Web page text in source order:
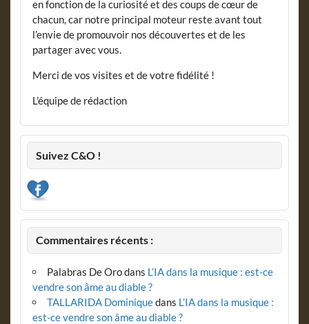
en fonction de la curiosité et des coups de cœur de
chacun, car notre principal moteur reste avant tout
l’envie de promouvoir nos découvertes et de les
partager avec vous.
Merci de vos visites et de votre fidélité !
L’équipe de rédaction
Suivez C&O !
Commentaires récents :
Palabras De Orodans L’IA dans la musique : est-ce
vendre son âme au diable ?
TALLARIDA Dominiquedans L’IA dans la musique :
est-ce vendre son âme au diable ?